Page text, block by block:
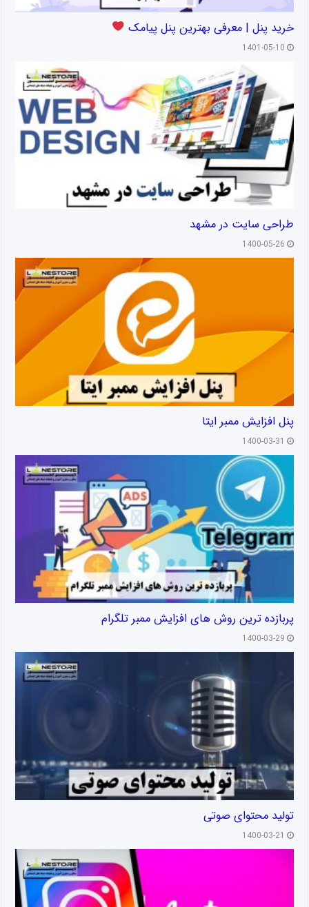
خرید پنل | معرفی بهترین پنل پیامک
1401-05-10
طراحی سایت در مشهد
1400-05-26
پنل افزایش ممبر ایتا
1400-03-31
پربازده ترین روش های افزایش ممبر تلگرام
1400-03-29
تولید محتوای صوتی
1400-03-21